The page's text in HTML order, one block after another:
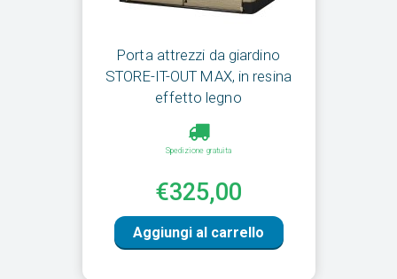
Porta attrezzi da giardino
STORE-IT-OUT MAX, in resina
effetto legno
Spedizione gratuita
€325,00
Aggiungi al carrello